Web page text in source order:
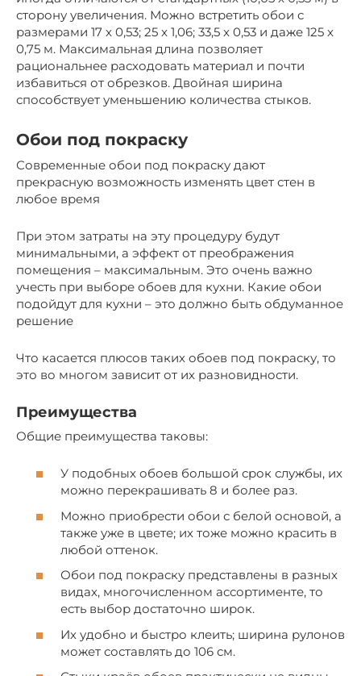
сторону увеличения. Можно встретить обои с
размерами 17 x 0,53; 25 x 1,06; 33,5 x 0,53 и даже 125 x
0,75 м. Максимальная длина позволяет
рациональнее расходовать материал и почти
избавиться от обрезков. Двойная ширина
способствует уменьшению количества стыков.
Обои под покраску
Современные обои под покраску дают
прекрасную возможность изменять цвет стен в
любое время
При этом затраты на эту процедуру будут
минимальными, а эффект от преображения
помещения – максимальным. Это очень важно
учесть при выборе обоев для кухни. Какие обои
подойдут для кухни – это должно быть обдуманное
решение
Что касается плюсов таких обоев под покраску, то
это во многом зависит от их разновидности.
Преимущества
Общие преимущества таковы:
У подобных обоев большой срок службы, их
можно перекрашивать 8 и более раз.
Можно приобрести обои с белой основой, а
также уже в цвете; их тоже можно красить в
любой оттенок.
Обои под покраску представлены в разных
видах, многочисленном ассортименте, то
есть выбор достаточно широк.
Их удобно и быстро клеить; ширина рулонов
может составлять до 106 см.